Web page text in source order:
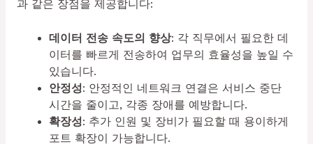
과 같은 장점을 제공합니다:
데이터 전송 속도의 향상: 각 직무에서 필요한 데
이터를 빠르게 전송하여 업무의 효율성을 높일 수
있습니다.
안정성: 안정적인 네트워크 연결은 서비스 중단
시간을 줄이고, 각종 장애를 예방합니다.
확장성: 추가 인원 및 장비가 필요할 때 용이하게
포트 확장이 가능합니다.